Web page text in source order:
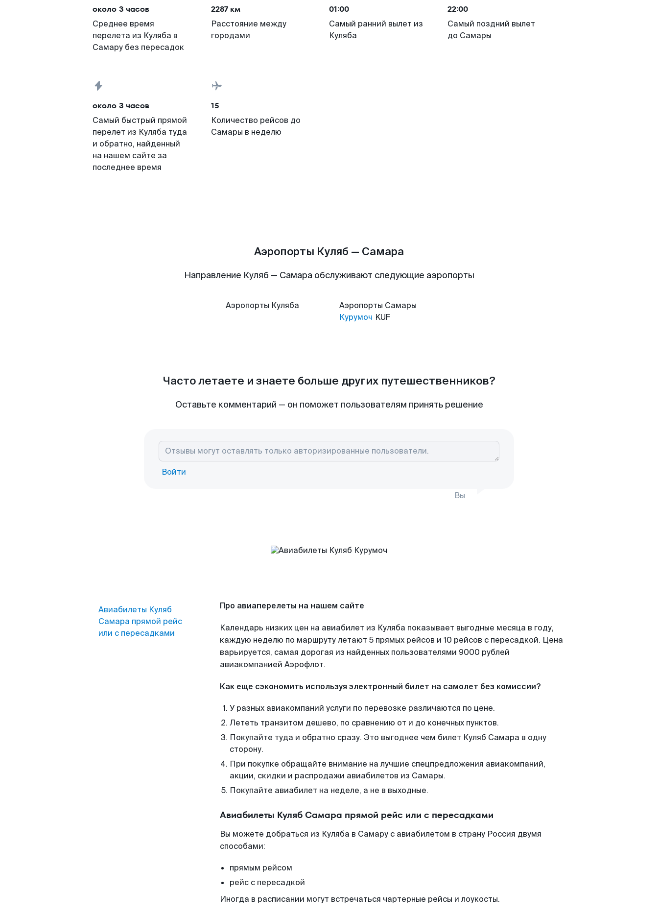
около 3 часов
Среднее время
перелета из Куляба в
Самару без пересадок
2287 км
Расстояние между
городами
01:00
Самый ранний вылет из
Куляба
22:00
Самый поздний вылет
до Самары
около 3 часов
Самый быстрый прямой
перелет из Куляба туда
и обратно, найденный
на нашем сайте за
последнее время
15
Количество рейсов до
Самары в неделю
Аэропорты Куляб — Самара
Направление Куляб — Самара обслуживают следующие аэропорты
Аэропорты Куляба Аэропорты Самары
Курумоч KUF
Часто летаете и знаете больше других путешественников?
Оставьте комментарий — он поможет пользователям принять решение
Войти
Вы
Авиабилеты Куляб
Самара прямой рейс
или с пересадками
Про авиаперелеты на нашем сайте
Календарь низких цен на авиабилет из Куляба показывает выгодные месяца в году,
каждую неделю по маршруту летают 5 прямых рейсов и 10 рейсов с пересадкой. Цена
варьируется, самая дорогая из найденных пользователями 9000 рублей
авиакомпанией Аэрофлот.
Как еще сэкономить используя электронный билет на самолет без комиссии?
У разных авиакомпаний услуги по перевозке различаются по цене.
Лететь транзитом дешево, по сравнению от и до конечных пунктов.
Покупайте туда и обратно сразу. Это выгоднее чем билет Куляб Самара в одну
сторону.
При покупке обращайте внимание на лучшие спецпредложения авиакомпаний,
акции, скидки и распродажи авиабилетов из Самары.
Покупайте авиабилет на неделе, а не в выходные.
Авиабилеты Куляб Самара прямой рейс или с пересадками
Вы можете добраться из Куляба в Самару с авиабилетом в страну Россия двумя
способами:
прямым рейсом
рейс с пересадкой
Иногда в расписании могут встречаться чартерные рейсы и лоукосты.